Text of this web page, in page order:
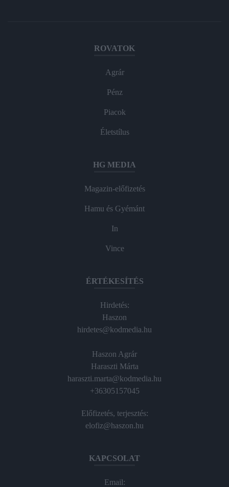
ROVATOK
Agrár
Pénz
Piacok
Életstílus
HG MEDIA
Magazin-előfizetés
Hamu és Gyémánt
In
Vince
ÉRTÉKESÍTÉS
Hirdetés:
Haszon
hirdetes@kodmedia.hu
Haszon Agrár
Haraszti Márta
haraszti.marta@kodmedia.hu
+36305157045
Előfizetés, terjesztés:
elofiz@haszon.hu
KAPCSOLAT
Email: